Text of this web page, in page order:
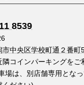
8539
市中央区学校町通２番町
隣コインパーキングをご
場は、別店舗専用とな